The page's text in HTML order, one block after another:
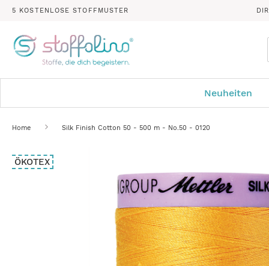
5 KOSTENLOSE STOFFMUSTER
Neuheiten
Home Silk Finish Cotton 50 - 500 m - No.50 - 0120
Zum
Ende
ÖKOTEX